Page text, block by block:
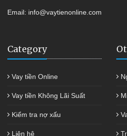
Email: info@vaytienonline.com
Category
Vay tiền Online
Vay tiền Không Lãi Suất
Kiểm tra nợ xấu
Liên hệ